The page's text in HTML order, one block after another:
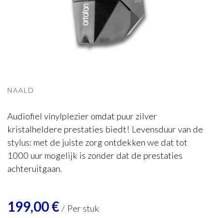
NAALD
Audiofiel vinylplezier omdat puur zilver
kristalheldere prestaties biedt! Levensduur van de
stylus: met de juiste zorg ontdekken we dat tot
1000 uur mogelijk is zonder dat de prestaties
achteruitgaan.
199,00€ / Per stuk